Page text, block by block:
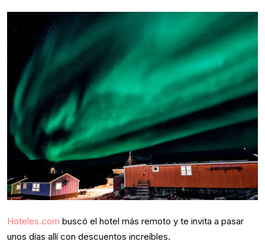
Hoteles.com buscó el hotel más remoto y te invita a pasar
unos días allí con descuentos increíbles.